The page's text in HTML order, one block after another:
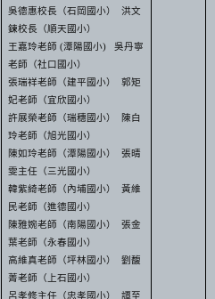
吳德惠校長（石岡國小）
洪文
鍊校長（順天國小）
王嘉玲老師 (潭陽國小)吳丹寧
老師（社口國小）
張瑞祥老師（建平國小）
郭矩
妃老師（宜欣國小）
許展榮老師（瑞穗國小）
陳白
玲老師（旭光國小）
陳如玲老師（潭陽國小）
張晴
雯主任（三光國小）
韓紫綺老師（內埔國小）
黃維
民老師（進德國小）
陳雅婉老師 （南陽國小）
張金
葉老師（永春國小）
高維真老師（坪林國小）
劉馥
菁老師（上石國小）
呂孝修主任（忠孝國小）
譚至